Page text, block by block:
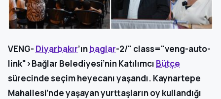
VENG- Diyarbakır’ınbaglar-2/" class="veng-auto-
link">Bağlar Belediyesi’nin Katılımcı Bütçe
sürecinde seçim heyecanı yaşandı. Kaynartepe
Mahallesi’nde yaşayan yurttaşların oy kullandığı